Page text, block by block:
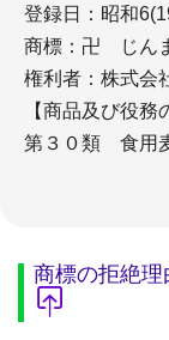
登録日：昭和
商標：卍 じん
権利者：株式会
【商品及び役務
第３０類 食用
商標の拒絶